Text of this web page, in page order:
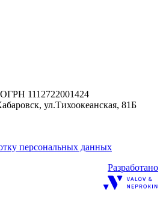
1112722001424
ул.Тихоокеанская, 81Б
персональных данных
Разработано